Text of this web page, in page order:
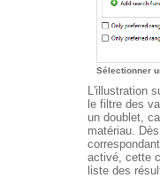
Sélectionner
L'illustration
le filtre des
un doublet,
matériau.
activé, cette
liste des